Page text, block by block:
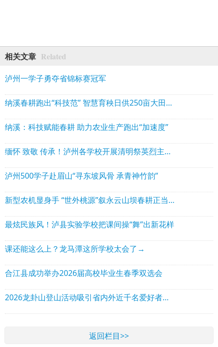
相关文章 Related
泸州一学子勇夺省锦标赛冠军
纳溪春耕跑出“科技范” 智慧育秧日供250亩大田用秧
纳溪：科技赋能春耕 助力农业生产跑出“加速度”
缅怀 致敬 传承！泸州各学校开展清明祭英烈主题系列活动
泸州500学子赴眉山“寻东坡风骨 承青神竹韵”
新型农机显身手 “世外桃源”叙永云山坝春耕正当时
最炫民族风！泸县实验学校把课间操“舞”出新花样
课还能这么上？龙马潭这所学校太会了→
合江县成功举办2026届高校毕业生春季双选会
2026龙卦山登山活动吸引省内外近千名爱好者参与
返回栏目>>